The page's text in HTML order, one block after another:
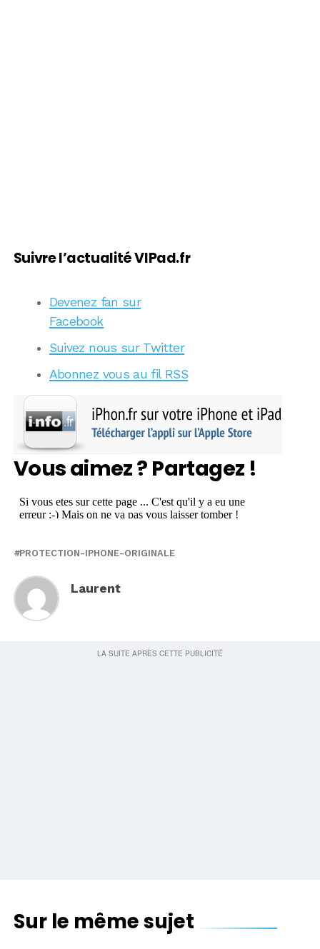
Suivre l’actualité VIPad.fr
Devenez fan sur
Facebook
Suivez nous sur Twitter
Abonnez vous au fil RSS
Vous aimez ? Partagez !
PROTECTION-IPHONE-ORIGINALE
Laurent
Sur le même sujet